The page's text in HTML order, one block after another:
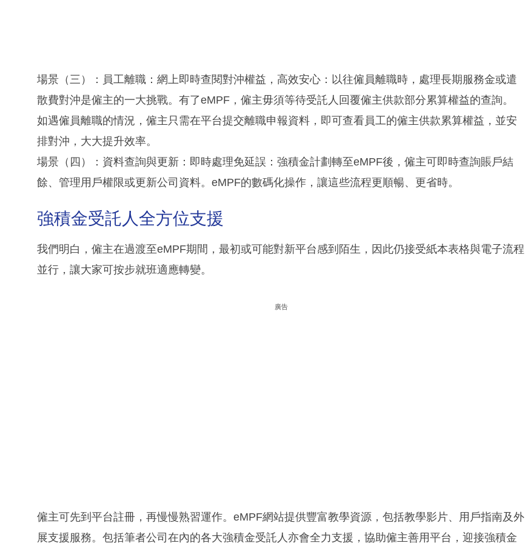
場景（三）：員工離職：網上即時查閱對沖權益，高效安心：以往僱員離職時，處理長期服務金或遣
散費對沖是僱主的一大挑戰。有了eMPF，僱主毋須等待受託人回覆僱主供款部分累算權益的查詢。
如遇僱員離職的情況，僱主只需在平台提交離職申報資料，即可查看員工的僱主供款累算權益，並安
排對沖，大大提升效率。
場景（四）：資料查詢與更新：即時處理免延誤：強積金計劃轉至eMPF後，僱主可即時查詢賬戶結
餘、管理用戶權限或更新公司資料。eMPF的數碼化操作，讓這些流程更順暢、更省時。
強積金受託人全方位支援
我們明白，僱主在過渡至eMPF期間，最初或可能對新平台感到陌生，因此仍接受紙本表格與電子流程
並行，讓大家可按步就班適應轉變。
廣告
僱主可先到平台註冊，再慢慢熟習運作。eMPF網站提供豐富教學資源，包括教學影片、用戶指南及外
展支援服務。包括筆者公司在內的各大強積金受託人亦會全力支援，協助僱主善用平台，迎接強積金